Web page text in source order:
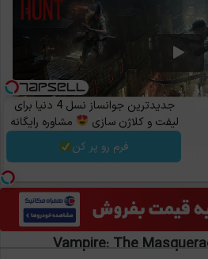
|دانلود با کیفیتHD
صورت تمام صفحه
Vampire: The
جدیدترین جوانساز نسل 4 دنیا برای
لیفت و کلاژن سازی
مشاوره رایگانه
فرم رو پر کن